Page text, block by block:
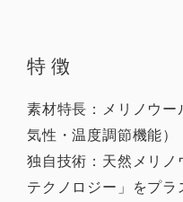
特徴
素材特長：メリノウ
気性・温度調節機能）
独自技術：天然メリ
テクノロジー」をプラ